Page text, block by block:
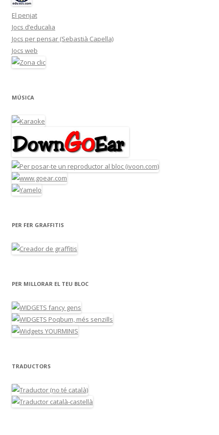
El penjat
Jocs d’educalia
Jocs per pensar (Sebastià Capella)
Jocs web
MÚSICA
PER FER GRAFFITIS
PER MILLORAR EL TEU BLOC
TRADUCTORS